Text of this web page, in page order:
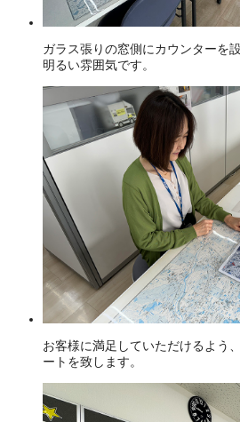
ガラス張りの窓側にカウンターを
明るい雰囲気です。
お客様に満足していただけるよう
ートを致します。